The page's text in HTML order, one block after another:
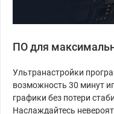
ПО для
Ультранастройки
возможность 30 минут
графики без потери
Наслаждайтесь